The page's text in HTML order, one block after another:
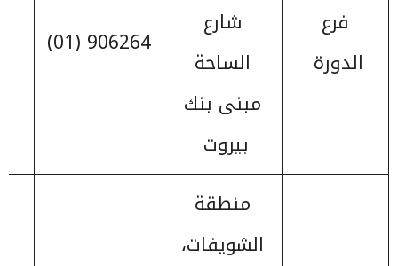
فرع
الدورة
شارع
الساحة
مبنى بنك
بيروت
906264 (01)
منطقة
الشويفات،